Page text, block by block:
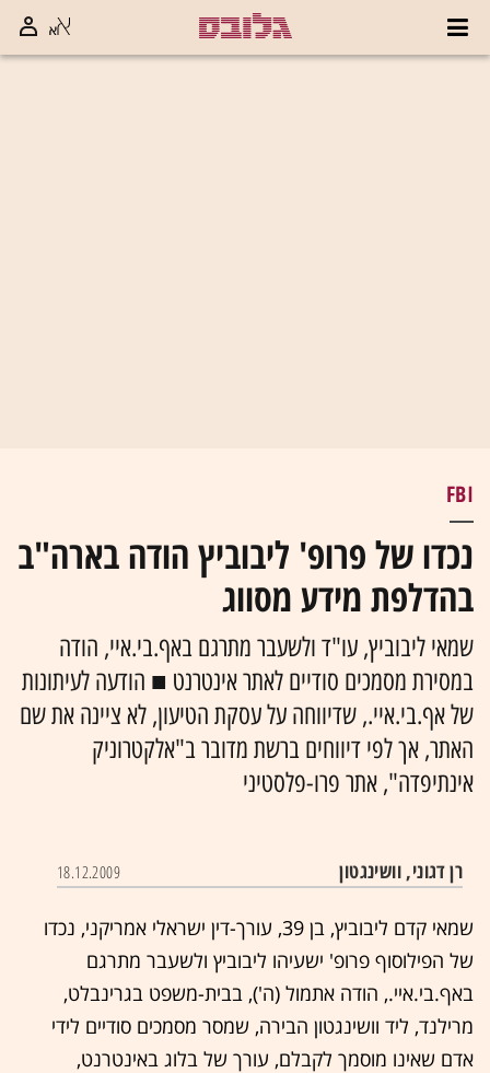
FBI
נכדו של פרופ' ליבוביץ הודה בארה"ב
בהדלפת מידע מסווג
שמאי ליבוביץ, עו"ד ולשעבר מתרגם באף.בי.איי, הודה
במסירת מסמכים סודיים לאתר אינטרנט ■ הודעה לעיתונות
של אף.בי.איי., שדיווחה על עסקת הטיעון, לא ציינה את שם
האתר, אך לפי דיווחים ברשת מדובר ב"אלקטרוניק
אינתיפדה", אתר פרו-פלסטיני
רן דגוני, וושינגטון 18.12.2009
שמאי קדם ליבוביץ, בן 39, עורך-דין ישראלי אמריקני, נכדו
של הפילוסוף פרופ' ישעיהו ליבוביץ ולשעבר מתרגם
באף.בי.איי., הודה אתמול (ה'), בבית-משפט בגרינבלט,
מרילנד, ליד וושינגטון הבירה, שמסר מסמכים סודיים לידי
אדם שאינו מוסמך לקבלם, עורך של בלוג באינטרנט,